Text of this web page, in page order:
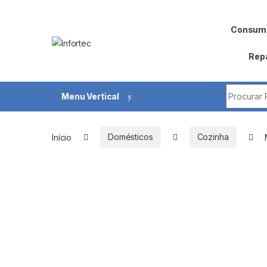
Menu Vertical
Início Domésticos Cozinha